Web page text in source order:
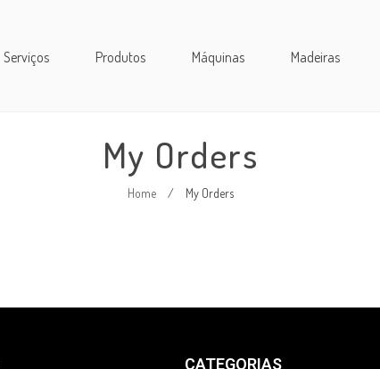
Serviços Produtos Máquinas Madeiras
My Orders
Home / My Orders
CATEGORIAS